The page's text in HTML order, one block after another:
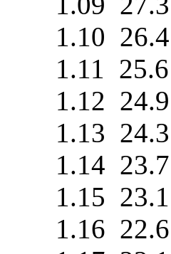
1.10
1.11
1.12
1.13
1.14
1.15
1.16